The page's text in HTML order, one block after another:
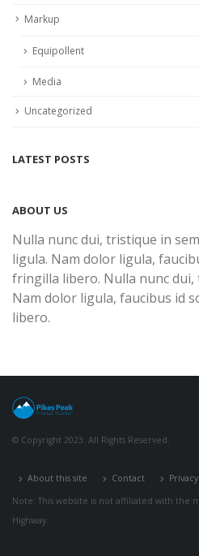
Markup
Equipollent
Media
Uncategorized
LATEST POSTS
ABOUT US
Nulla nunc dui, tristique in
ligula. Nam dolor ligula,
fringilla libero. Nulla nunc dui,
Nam dolor ligula, faucibus id
libero.
© Copyright 2023. All Rights Reserved.
About this site Contact
Privacy
Note: This website is not affiliated with the
Highway.